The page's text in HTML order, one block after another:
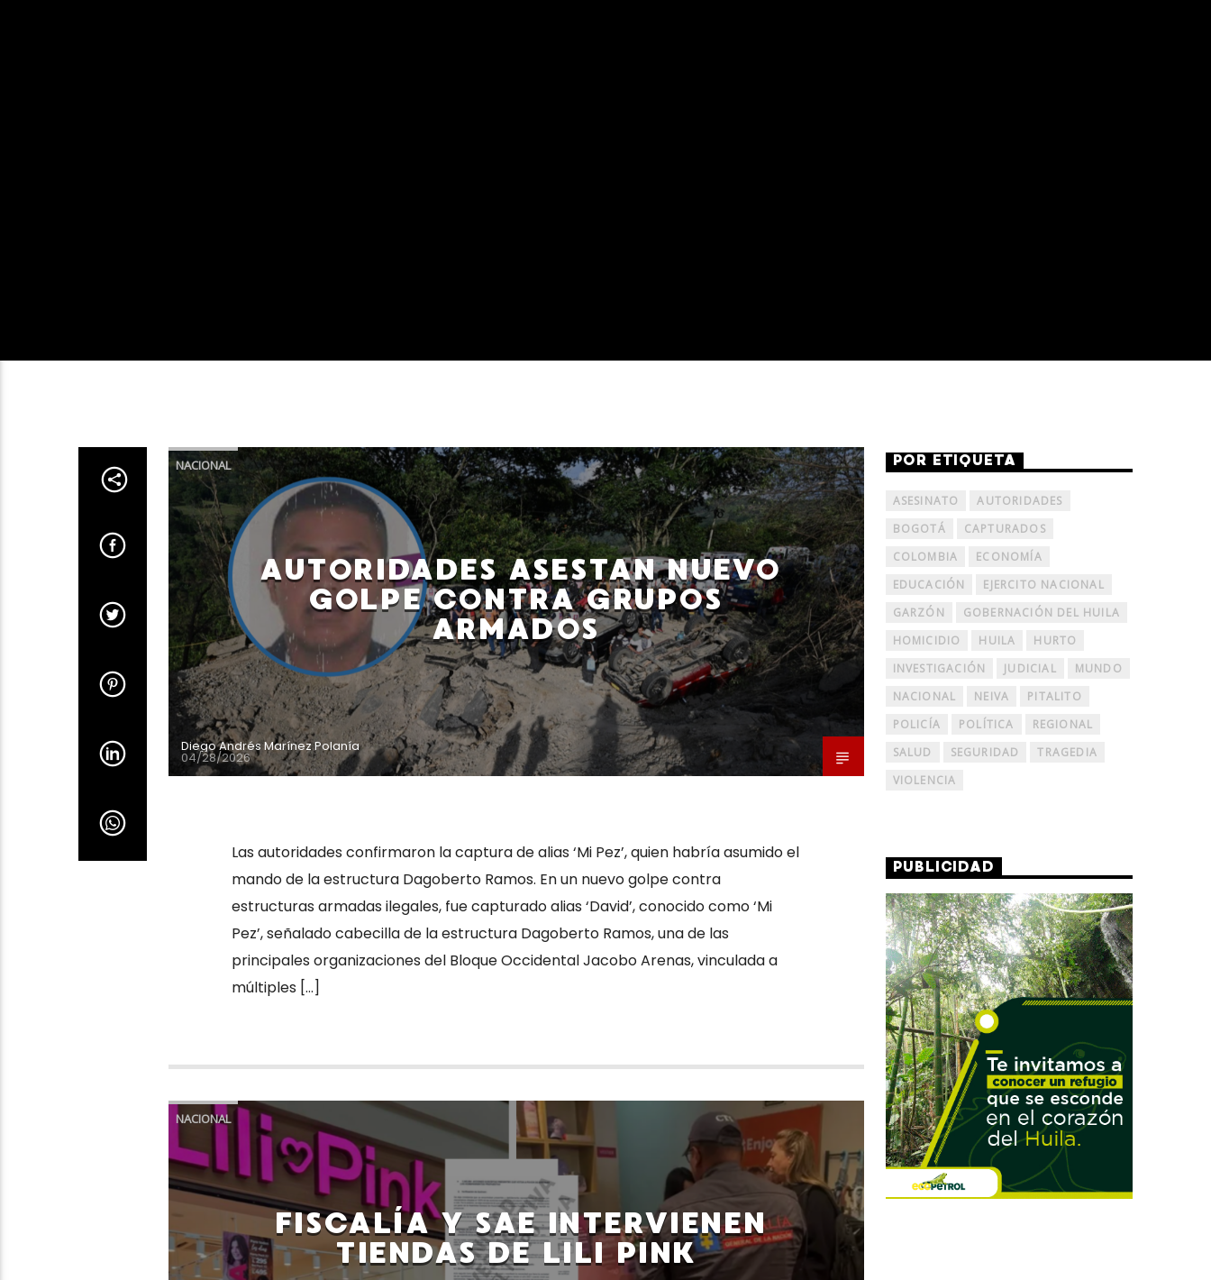
NACIONAL
AUTORIDADES ASESTAN NUEVO
GOLPE CONTRA GRUPOS
ARMADOS
Diego Andrés Marínez Polanía
04/28/2026
Las autoridades confirmaron la captura de alias ‘Mi Pez’, quien habría asumido el
mando de la estructura Dagoberto Ramos. En un nuevo golpe contra
estructuras armadas ilegales, fue capturado alias ‘David’, conocido como ‘Mi
Pez’, señalado cabecilla de la estructura Dagoberto Ramos, una de las
principales organizaciones del Bloque Occidental Jacobo Arenas, vinculada a
múltiples […]
NACIONAL
FISCALÍA Y SAE INTERVIENEN
TIENDAS DE LILI PINK
POR ETIQUETA
ASESINATO
AUTORIDADES
BOGOTÁ
CAPTURADOS
COLOMBIA
ECONOMÍA
EDUCACIÓN
EJERCITO NACIONAL
GARZÓN
GOBERNACIÓN DEL HUILA
HOMICIDIO
HUILA
HURTO
INVESTIGACIÓN
JUDICIAL
MUNDO
NACIONAL
NEIVA
PITALITO
POLICÍA
POLÍTICA
REGIONAL
SALUD
SEGURIDAD
TRAGEDIA
VIOLENCIA
PUBLICIDAD